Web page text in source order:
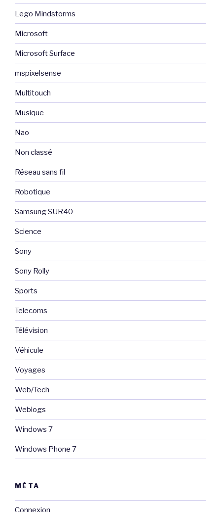
Lego Mindstorms
Microsoft
Microsoft Surface
mspixelsense
Multitouch
Musique
Nao
Non classé
Réseau sans fil
Robotique
Samsung SUR40
Science
Sony
Sony Rolly
Sports
Telecoms
Télévision
Véhicule
Voyages
Web/Tech
Weblogs
Windows 7
Windows Phone 7
MÉTA
Connexion